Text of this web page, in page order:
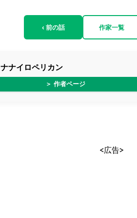
‹ 前の話 作家一覧
ナナイロペリカン
＞ 作者ページ
<広告>